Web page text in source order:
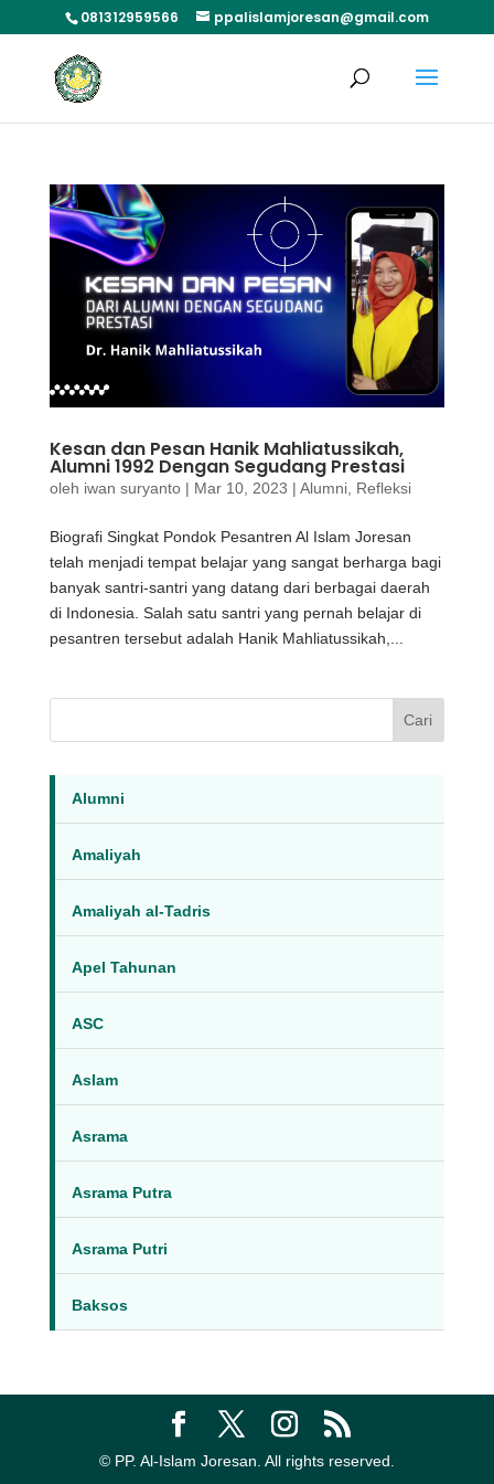
081312959566 ppalislamjoresan@gmail.com
Kesan dan Pesan Hanik Mahliatussikah,
Alumni 1992 Dengan Segudang Prestasi
oleh iwan suryanto| Mar 10, 2023 | Alumni, Refleksi
Biografi Singkat Pondok Pesantren Al Islam Joresan
telah menjadi tempat belajar yang sangat berharga bagi
banyak santri-santri yang datang dari berbagai daerah
di Indonesia. Salah satu santri yang pernah belajar di
pesantren tersebut adalah Hanik Mahliatussikah,...
Cari
Alumni
Amaliyah
Amaliyah al-Tadris
Apel Tahunan
ASC
Aslam
Asrama
Asrama Putra
Asrama Putri
Baksos
© PP. Al-Islam Joresan. All rights reserved.